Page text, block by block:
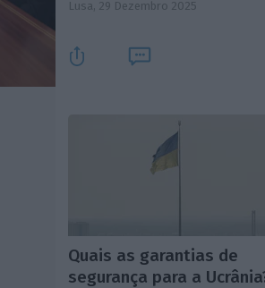
Lusa, 29 Dezembro 2025
Quais as garantias de
segurança para a